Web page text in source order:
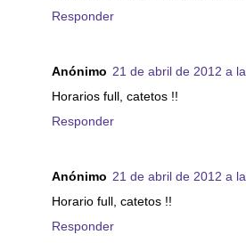
Responder
Anónimo 21 de abril de 2012 a
Horarios full, catetos !!
Responder
Anónimo 21 de abril de 2012 a
Horario full, catetos !!
Responder